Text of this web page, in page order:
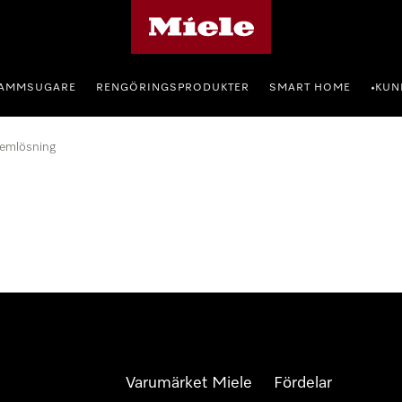
RENGÖRINGSPRODUKTER SMART HOME •
Varumärket Miele Fördelar